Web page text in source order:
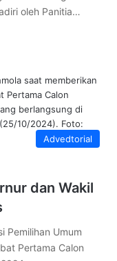
oleh Panitia…
Advedtorial
saat memberikan
Pertama Calon
berlangsung di
10/2024). Foto:
dan Wakil
Pemilihan Umum
Pertama Calon